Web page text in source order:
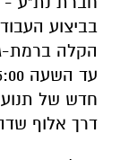
בביצוע
חדש של
דרך אלוף